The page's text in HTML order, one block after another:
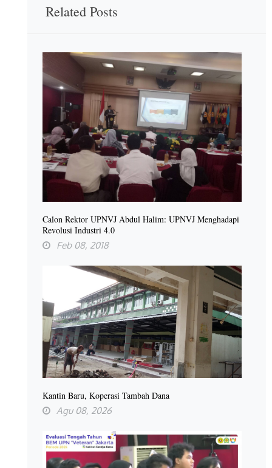
Related Posts
Calon Rektor UPNVJ Abdul Halim: UPNVJ Menghadapi
Revolusi Industri 4.0
Feb 08, 2018
Kantin Baru, Koperasi Tambah Dana
Agu 08, 2026